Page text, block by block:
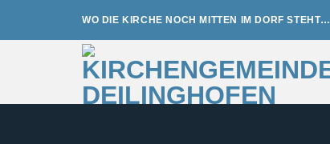
WO DIE KIRCHE NOCH MITTEN IM DORF STEHT…